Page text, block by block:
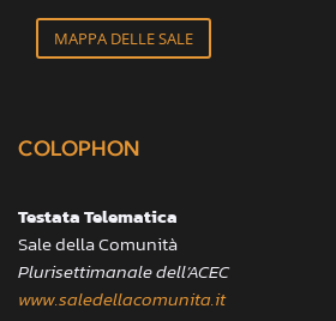
MAPPA DELLE SALE
COLOPHON
Testata Telematica
Sale della Comunità
Plurisettimanale dell’ACEC
www.saledellacomunita.it